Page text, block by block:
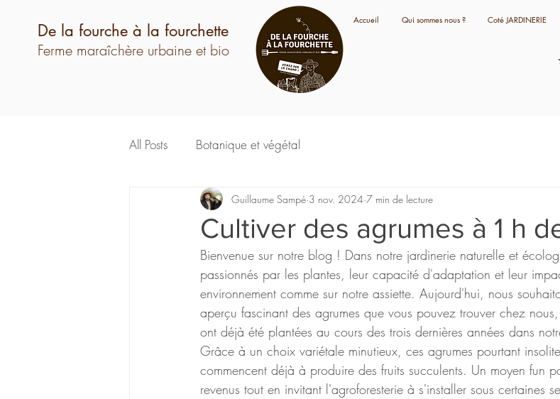
De la fourche à la fourchette
Ferme maraîchère urbaine et bio
Accueil Qui sommes nous ? Coté JARDINERIE
All Posts Botanique et végétal
Cultiver des agrumes à 1 h
Guillaume Sampé 3 nov. 2024 7 min de lecture
Bienvenue sur notre blog ! Dans notre jardinerie naturelle et
passionnés par les plantes, leur capacité d'adaptation et leur
environnement comme sur notre assiette. Aujourd'hui, nous
aperçu fascinant des agrumes que vous pouvez trouver chez
ont déjà été plantées au cours des trois dernières années dans
Grâce à un choix variétale minutieux, ces agrumes pourtant
commencent déjà à produire des fruits succulents. Un moyen fun
revenus tout en invitant l'agroforesterie à s'installer sous certaines